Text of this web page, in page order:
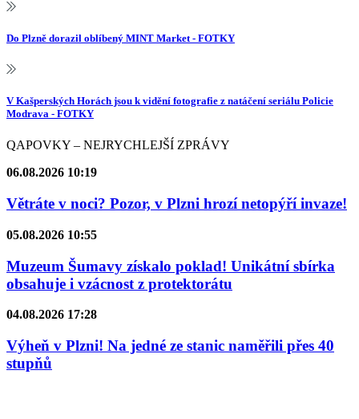
Do Plzně dorazil oblíbený MINT Market - FOTKY
V Kašperských Horách jsou k vidění fotografie z natáčení seriálu Policie
Modrava - FOTKY
QAPOVKY – NEJRYCHLEJŠÍ ZPRÁVY
06.08.2026 10:19
Větráte v noci? Pozor, v Plzni hrozí netopýří invaze!
05.08.2026 10:55
Muzeum Šumavy získalo poklad! Unikátní sbírka
obsahuje i vzácnost z protektorátu
04.08.2026 17:28
Výheň v Plzni! Na jedné ze stanic naměřili přes 40
stupňů